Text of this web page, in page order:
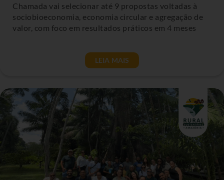
Chamada vai selecionar até 9 propostas voltadas à
sociobioeconomia, economia circular e agregação de
valor, com foco em resultados práticos em 4 meses
LEIA MAIS